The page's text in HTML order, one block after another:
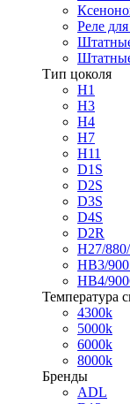
Реле
Тип цоколя
H1
H3
H4
H7
H11
D1S
D2S
D3S
D4S
D2R
H27/
HB3/
HB4/
Температура
4300k
5000k
6000k
8000k
Бренды
ADL